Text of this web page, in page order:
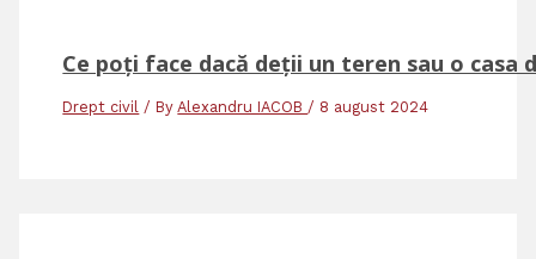
Ce poți face dacă deții un teren sau o casa
Drept civil / ByAlexandru IACOB / 8 august 2024